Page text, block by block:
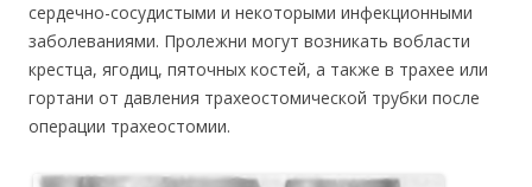
сердечно-сосудистыми и некоторыми инфекционными
заболеваниями. Пролежни могут возникать вобласти
крестца, ягодиц, пяточных костей, а также в трахее или
гортани от давления трахеостомической трубки после
операции трахеостомии.